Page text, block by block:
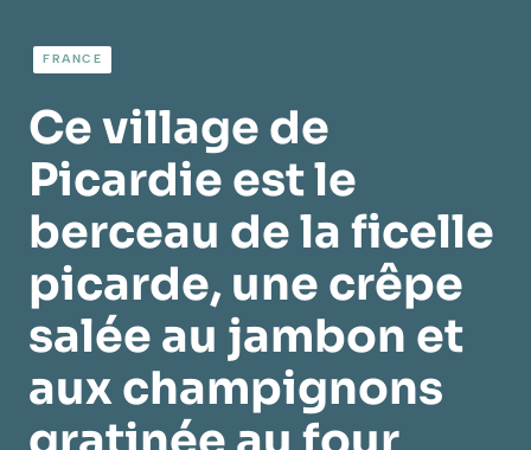
FRANCE
Ce village de
Picardie est le
berceau de la ficelle
picarde, une crêpe
salée au jambon et
aux champignons